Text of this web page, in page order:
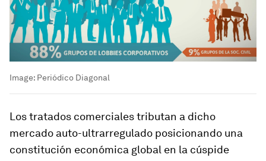
Image: Periódico Diagonal
Los tratados comerciales tributan a dicho
mercado auto-ultrarregulado posicionando una
constitución económica global en la cúspide